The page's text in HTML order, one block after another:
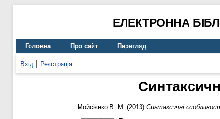
ЕЛЕКТРОННА
Головна Про сайт Перегляд
Вхід Реєстрація
Мойсієнко В. М. (2013) Синтаксичні